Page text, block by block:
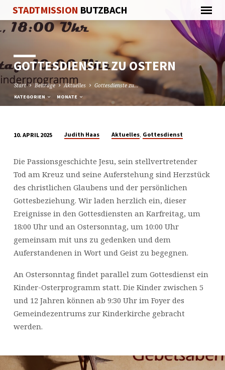
STADTMISSION BUTZBACH
GOTTESDIENSTE ZU OSTERN
Start Beiträge Aktuelles Gottesdienste zu…
KATEGORIEN MONATE
ZU
OSTERN
10. APRIL 2025 Judith Haas Aktuelles, Gottesdienst
Die Passionsgeschichte Jesu, sein stellvertretender
Tod am Kreuz und seine Auferstehung sind Herzstück
des christlichen Glaubens und der persönlichen
Gottesbeziehung. Wir laden herzlich ein, dieser
Ereignisse in den Gottesdiensten an Karfreitag, um
18:00 Uhr und an Ostersonntag, um 10:00 Uhr
gemeinsam mit uns zu gedenken und dem
Auferstandenen in Wort und Geist zu begegnen.
An Ostersonntag findet parallel zum Gottesdienst ein
Kinder-Osterprogramm statt. Die Kinder zwischen 5
und 12 Jahren können ab 9:30 Uhr im Foyer des
Gemeindezentrums zur Kinderkirche gebracht
werden.